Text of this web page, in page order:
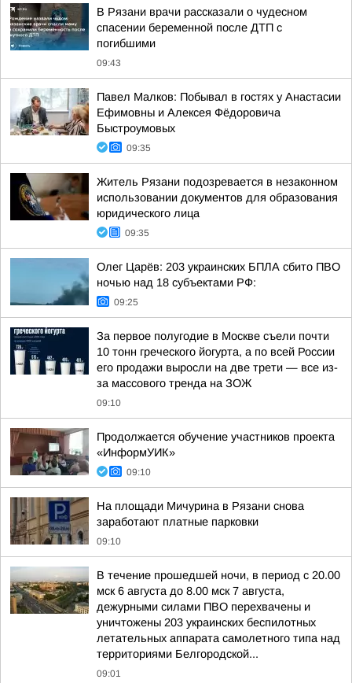
В Рязани врачи рассказали о чудесном
спасении беременной после ДТП с
погибшими
09:43
Павел Малков: Побывал в гостях у Анастасии
Ефимовны и Алексея Фёдоровича
Быстроумовых
09:35
Житель Рязани подозревается в незаконном
использовании документов для образования
юридического лица
09:35
Олег Царёв: 203 украинских БПЛА сбито ПВО
ночью над 18 субъектами РФ:
09:25
За первое полугодие в Москве съели почти
10 тонн греческого йогурта, а по всей России
его продажи выросли на две трети — все из-
за массового тренда на ЗОЖ
09:10
Продолжается обучение участников проекта
«ИнформУИК»
09:10
На площади Мичурина в Рязани снова
заработают платные парковки
09:10
В течение прошедшей ночи, в период с 20.00
мск 6 августа до 8.00 мск 7 августа,
дежурными силами ПВО перехвачены и
уничтожены 203 украинских беспилотных
летательных аппарата самолетного типа над
территориями Белгородской...
09:01